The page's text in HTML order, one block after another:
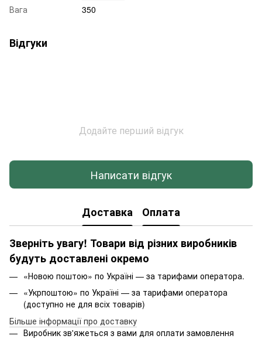
Вага
350
Відгуки
Додайте перший відгук
Написати відгук
Доставка Оплата
Зверніть увагу! Товари від різних виробників
будуть доставлені окремо
«Новою поштою» по Україні — за тарифами оператора.
«Укрпоштою» по Україні — за тарифами оператора
(доступно не для всіх товарів)
Більше інформації про доставку
Виробник зв'яжеться з вами для оплати замовлення